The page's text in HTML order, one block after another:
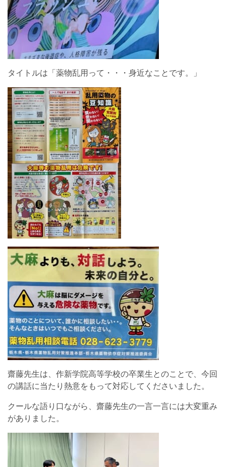
タイトルは「薬物乱用って・・・身近なことです。」
齋藤先生は、作新学院高等学校の卒業生とのことで、今回
の講話に当たり熱意をもって対応してくださいました。
クールな語り口ながら、齋藤先生の一言一言には大変重み
がありました。